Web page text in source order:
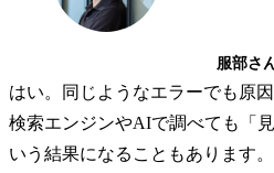
服部さ
はい。同じようなエラーでも原
検索エンジンやAIで調べても「
いう結果になることもあります